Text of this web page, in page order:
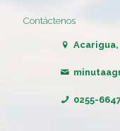
Contáctenos
0255-